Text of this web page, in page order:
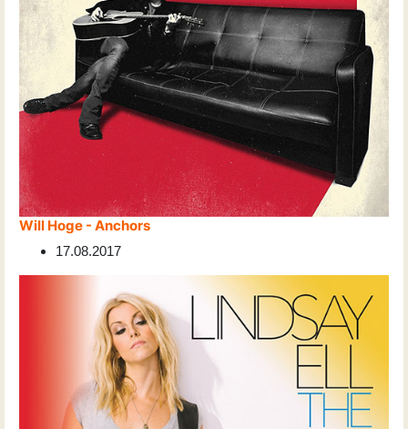
Will Hoge - Anchors
17.08.2017